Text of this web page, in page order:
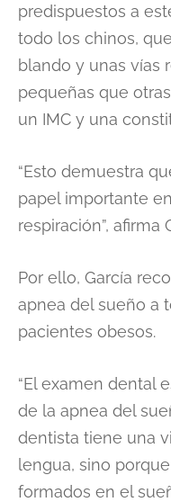
predispuestos a
todo los chinos,
blando y unas vías
pequeñas que
un IMC y una
“Esto demuestra
papel importante
respiración”, afirma
Por ello, García
apnea del sueño a
pacientes obesos.
“El examen dental
de la apnea del
dentista tiene una
lengua, sino
formados en el